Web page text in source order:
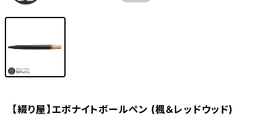
【綴り屋】エボナイトボールペン (楓＆レッドウッド)